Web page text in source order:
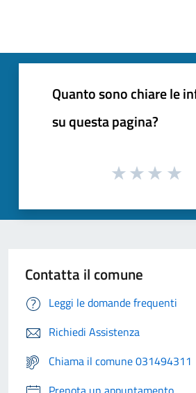
Quanto sono chiare le
su questa pagina?
Contatta il comune
Leggi le domande frequenti
Richiedi Assistenza
Chiama il comune 031494311